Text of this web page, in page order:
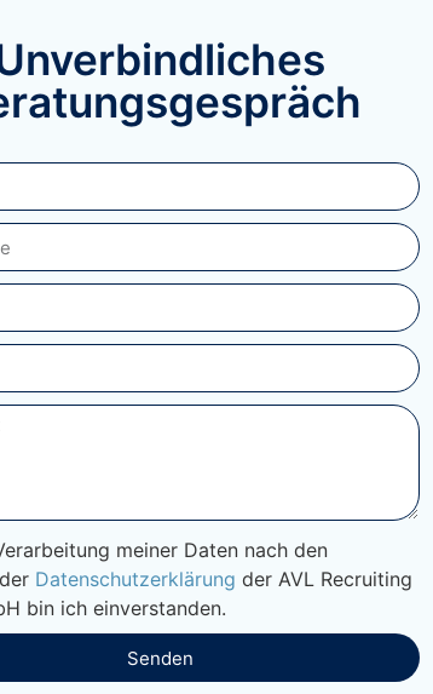
meiner Daten nach den
Datenschutzerklärung der AVL Recruiting
bin ich einverstanden.
Senden